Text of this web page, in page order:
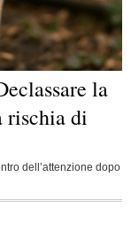
la
rischia di
dell’attenzione dopo